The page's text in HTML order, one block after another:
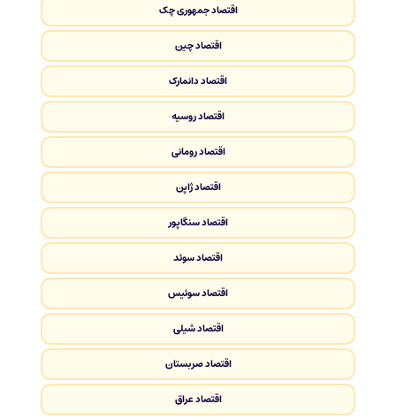
اقتصاد جمهوری چک
اقتصاد چین
اقتصاد دانمارک
اقتصاد روسیه
اقتصاد رومانی
اقتصاد ژاپن
اقتصاد سنگاپور
اقتصاد سوئد
اقتصاد سوئیس
اقتصاد شیلی
اقتصاد صربستان
اقتصاد عراق